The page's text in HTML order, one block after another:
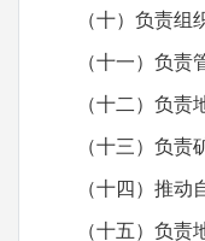
（十）负责组织
（十一）负责管
（十二）负责地
（十三）负责矿
（十四）推动自
（十五）负责地